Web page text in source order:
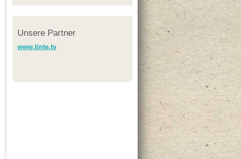
Unsere Partner
www.tinte.tv